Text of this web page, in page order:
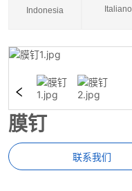
Indonesia Italiano
膜钉
联系我们